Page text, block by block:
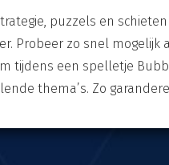
puzzels en
Probeer zo snel
tijdens een spelletje
thema’s. Zo